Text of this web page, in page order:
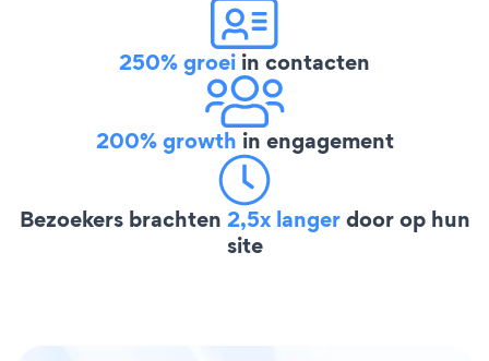
250% groei in contacten
200% growth in engagement
Bezoekers brachten 2,5x langerdoor op hun
site